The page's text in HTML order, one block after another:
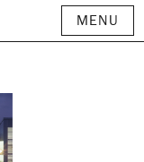
MENU